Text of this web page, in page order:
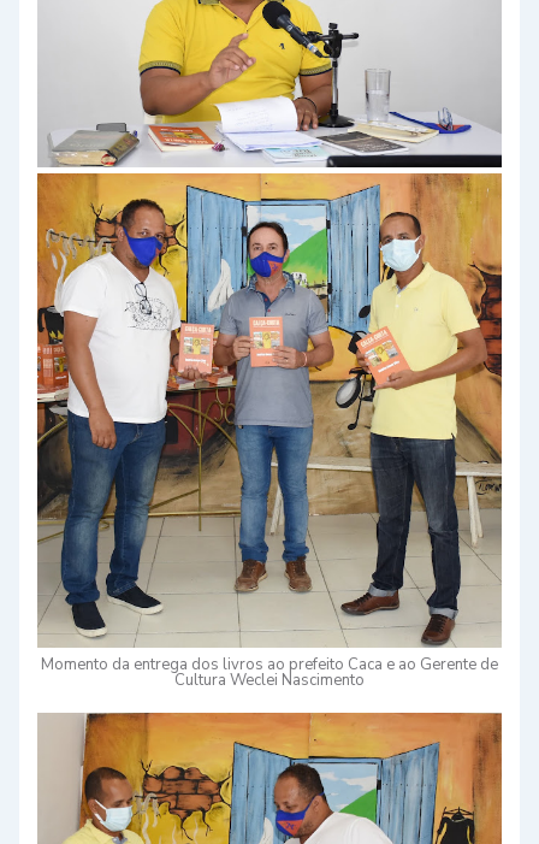
Momento da entrega dos livros ao prefeito Caca e ao Gerente de
Cultura Weclei Nascimento